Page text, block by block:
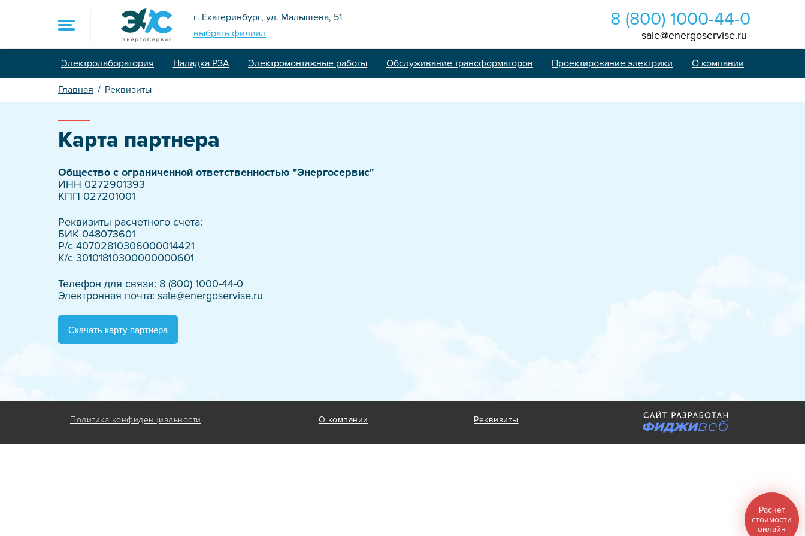
г. Екатеринбург, ул. Малышева, 51
выбрать филиал
8 (800) 1000-44-0
sale@energoservise.ru
sale@energoservise.ru
Главная
Промышленный электромонтаж
Испытания средств защиты
Техническое обслуживание
Новости
О компании
Электролаборатория Наладка РЗА Электромонтажные работы Обслуживание трансформаторов Проектирование электрики О компании
Главная Реквизиты
Карта партнера
Общество с ограниченной ответственностью "Энергосервис"
ИНН 0272901393
КПП 027201001
Реквизиты расчетного счета:
БИК 048073601
Р/с 40702810306000014421
К/с 30101810300000000601
Телефон для связи: 8 (800) 1000-44-0
Электронная почта: sale@energoservise.ru
Скачать карту партнера
Политика конфиденциальности О компании Реквизиты
Расчет
стоимости
онлайн